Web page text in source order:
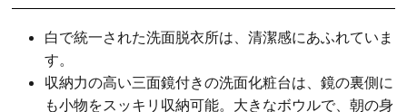
白で統一された洗面脱衣所は、清潔感にあふれていま
す。
収納力の高い三面鏡付きの洗面化粧台は、鏡の裏側に
も小物をスッキリ収納可能。大きなボウルで、朝の身